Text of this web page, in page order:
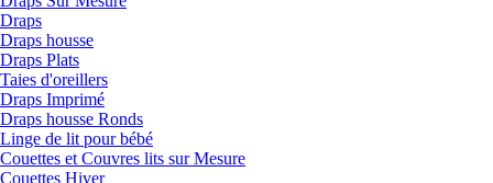
Draps
Draps housse
Draps Plats
Taies d'oreillers
Draps Imprimé
Draps housse Ronds
Linge de lit pour bébé
Couettes et Couvres lits sur Mesure
Couettes Hiver